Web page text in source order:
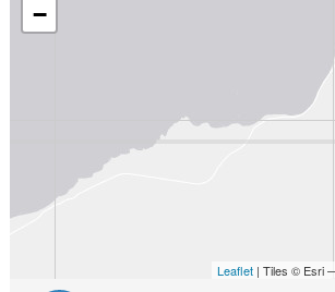
−
Leaflet | Tiles © Esri